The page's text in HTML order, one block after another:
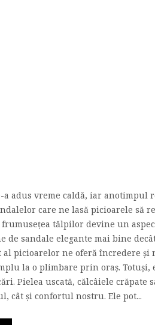
a adus vreme caldă, iar
care ne lasă picioarele să
tălpilor devine un
de sandale elegante mai bine
picioarelor ne oferă încredere și
la o plimbare prin oraș.
Pielea uscată, călcâiele
cât și confortul nostru. Ele pot...